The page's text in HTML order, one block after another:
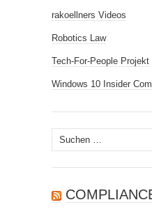
rakoellners Videos
Robotics Law
Tech-For-People Projekt
Windows 10 Insider
Suchen
nach: